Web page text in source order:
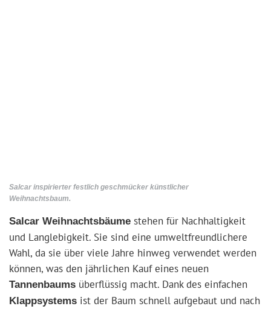
Salcar inspirierter festlich geschmücker künstlicher
Weihnachtsbaum.
Salcar Weihnachtsbäume stehen für Nachhaltigkeit
und Langlebigkeit. Sie sind eine umweltfreundlichere
Wahl, da sie über viele Jahre hinweg verwendet werden
können, was den jährlichen Kauf eines neuen
Tannenbaums überflüssig macht. Dank des einfachen
Klappsystems ist der Baum schnell aufgebaut und nach